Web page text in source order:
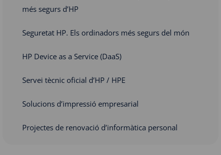
més segurs d’HP
Seguretat HP. Els ordinadors més segurs del món
HP Device as a Service (DaaS)
Servei tècnic oficial d’HP / HPE
Solucions d’impressió empresarial
Projectes de renovació d’informàtica personal